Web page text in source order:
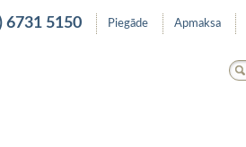
6731 5150 Piegāde Apmaksa